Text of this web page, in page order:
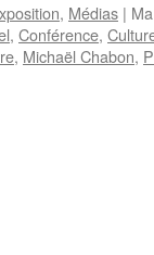
, Médias |
, Conférence,
, Michaël Chabon,